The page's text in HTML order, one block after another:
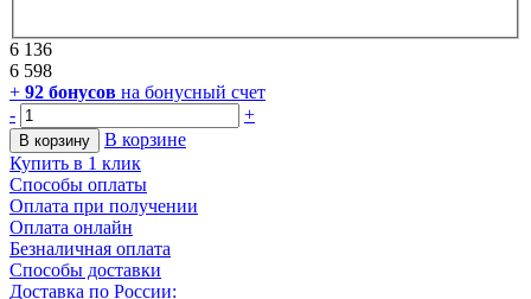
6 136
6 598
+ 92 бонусов на бонусный счет
-
+
В корзину
В корзине
Купить в 1 клик
Способы оплаты
Оплата при получении
Оплата онлайн
Безналичная оплата
Способы доставки
Доставка по России: